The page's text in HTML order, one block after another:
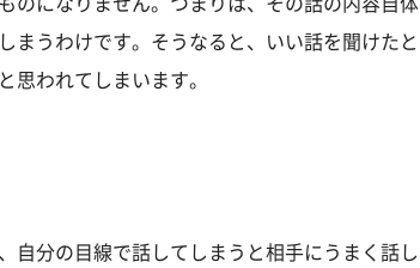
まうわけです。そうなると、いい話を聞けたと
思われてしまいます。
自分の目線で話してしまうと相手にうまく話し